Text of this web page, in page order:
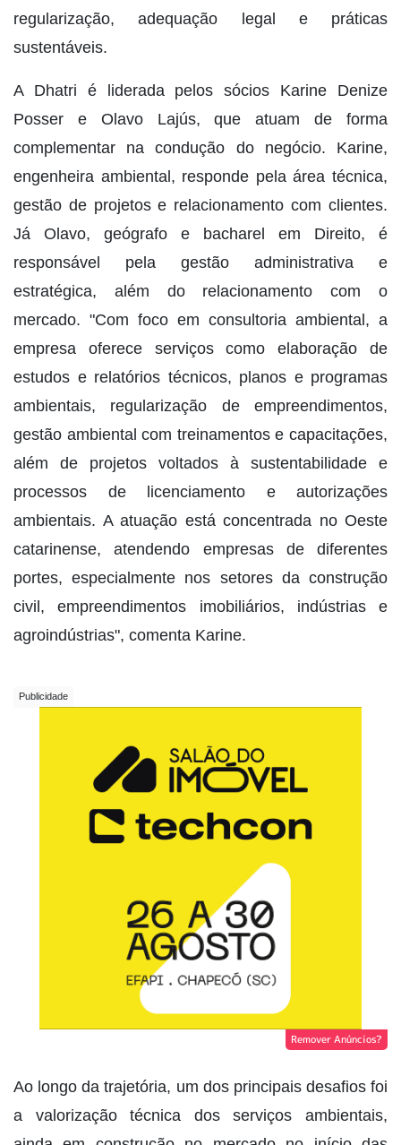
regularização, adequação legal e práticas
sustentáveis.
A Dhatri é liderada pelos sócios Karine Denize
Posser e Olavo Lajús, que atuam de forma
complementar na condução do negócio. Karine,
engenheira ambiental, responde pela área técnica,
gestão de projetos e relacionamento com clientes.
Já Olavo, geógrafo e bacharel em Direito, é
responsável pela gestão administrativa e
estratégica, além do relacionamento com o
mercado. "Com foco em consultoria ambiental, a
empresa oferece serviços como elaboração de
estudos e relatórios técnicos, planos e programas
ambientais, regularização de empreendimentos,
gestão ambiental com treinamentos e capacitações,
além de projetos voltados à sustentabilidade e
processos de licenciamento e autorizações
ambientais. A atuação está concentrada no Oeste
catarinense, atendendo empresas de diferentes
portes, especialmente nos setores da construção
civil, empreendimentos imobiliários, indústrias e
agroindústrias", comenta Karine.
Remover Anúncios?
Ao longo da trajetória, um dos principais desafios foi
a valorização técnica dos serviços ambientais,